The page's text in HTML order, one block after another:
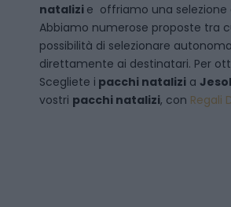
natalizi e offriamo una selezione
Abbiamo numerose proposte tra
possibilità di selezionare
direttamente ai destinatari. Per
Scegliete i pacchi natalizi a
vostri pacchi natalizi, con Regali